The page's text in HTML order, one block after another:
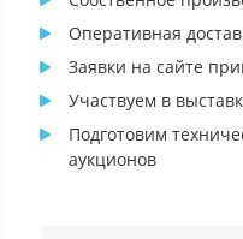
Оперативная
Заявки на сайте
Участвуем в
Подготовим
аукционов